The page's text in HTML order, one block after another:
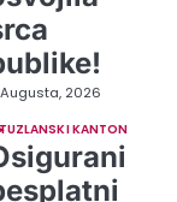
2026
TUZLANSKI KANTON